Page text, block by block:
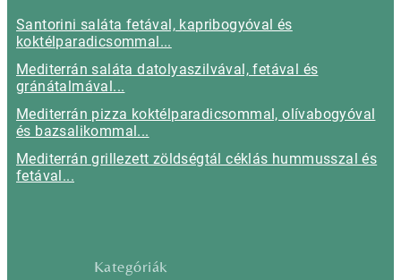
Santorini saláta fetával, kapribogyóval és
koktélparadicsommal...
Mediterrán saláta datolyaszilvával, fetával és
gránátalmával...
Mediterrán pizza koktélparadicsommal, olívabogyóval
és bazsalikommal...
Mediterrán grillezett zöldségtál céklás hummusszal és
fetával...
Kategóriák